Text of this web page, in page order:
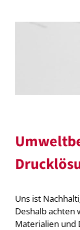
Uns ist
Deshalb achten
Materialien und